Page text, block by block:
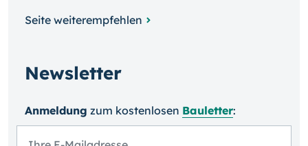
Seite weiterempfehlen
Newsletter
Anmeldung zum kosten­losen Bauletter: